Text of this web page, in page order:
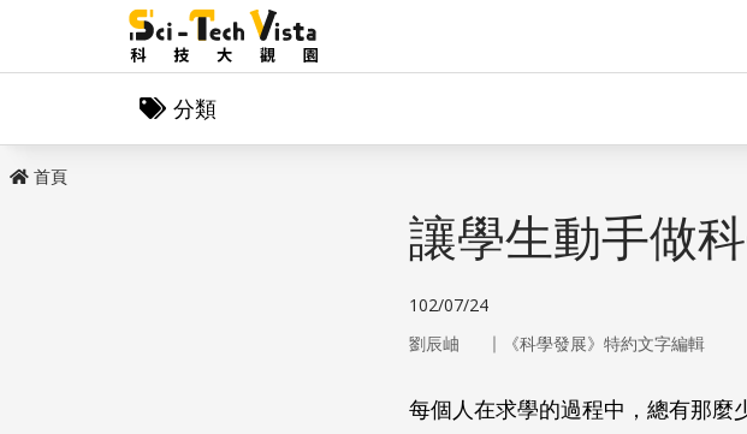
分類
首頁
讓學生動手做
102/07/24
劉辰岫 ｜ 《科學發展》特約文字編輯
每個人在求學的過程中，總有那麼